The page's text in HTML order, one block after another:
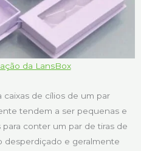
da LansBox
caixas de cílios de um par
tendem a ser pequenas e
conter um par de tiras de
desperdiçado e geralmente